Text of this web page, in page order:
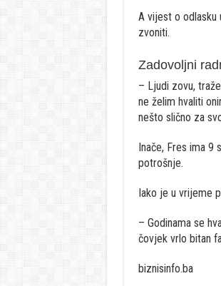
A vijest o odlasku
zvoniti.
Zadovoljni
– Ljudi zovu,
ne želim hvaliti
nešto slično za
Inače, Fres ima
potrošnje.
Iako je u vrijeme
– Godinama se
čovjek vrlo bitan
biznisinfo.ba